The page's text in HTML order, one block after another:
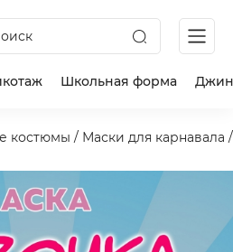
Школьная форма
костюмы / Маски для карнавала /